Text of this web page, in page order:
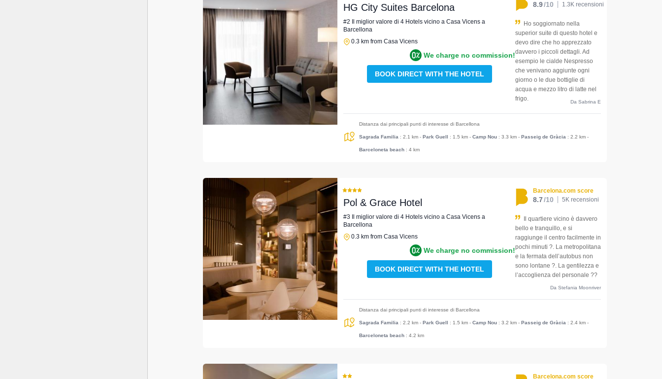
HG City Suites Barcelona
#2 Il miglior valore di 4 Hotels vicino a Casa Vicens a
Barcellona
0.3 km from Casa Vicens
We charge no commission!
BOOK DIRECT WITH THE HOTEL
8.9/10 1.3K recensioni
Ho soggiornato nella
superior suite di questo hotel e
devo dire che ho apprezzato
davvero i piccoli dettagli. Ad
esempio le cialde Nespresso
che venivano aggiunte ogni
giorno o le due bottiglie di
acqua e mezzo litro di latte nel
frigo.
Da Sabrina E
Distanza dai principali punti di interesse di Barcellona
Sagrada Familia : 2.1 km-Park Guell : 1.5 km-Camp Nou : 3.3 km-Passeig de Gràcia : 2.2 km-
Barceloneta beach : 4 km
Pol & Grace Hotel
#3 Il miglior valore di 4 Hotels vicino a Casa Vicens a
Barcellona
0.3 km from Casa Vicens
We charge no commission!
BOOK DIRECT WITH THE HOTEL
Barcelona.com score
8.7/10 5K recensioni
Il quartiere vicino è davvero
bello e tranquillo, e si
raggiunge il centro facilmente in
pochi minuti ?. La metropolitana
e la fermata dell’autobus non
sono lontane ?. La gentilezza e
l’accoglienza del personale ?‍?
Da Stefania Moonriver
Distanza dai principali punti di interesse di Barcellona
Sagrada Familia : 2.2 km-Park Guell : 1.5 km-Camp Nou : 3.2 km-Passeig de Gràcia : 2.4 km-
Barceloneta beach : 4.2 km
Barcelona.com score